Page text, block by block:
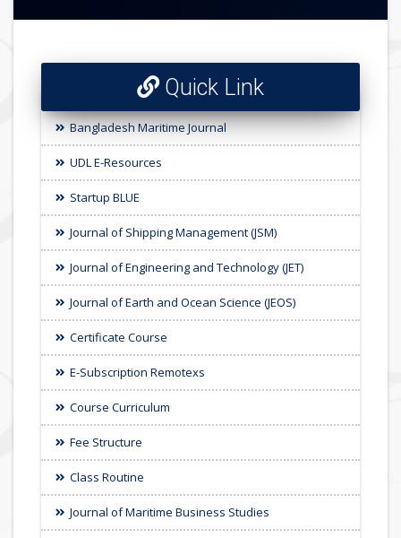
Quick Link
Bangladesh Maritime Journal
UDL E-Resources
Startup BLUE
Journal of Shipping Management (JSM)
Journal of Engineering and Technology (JET)
Journal of Earth and Ocean Science (JEOS)
Certificate Course
E-Subscription Remotexs
Course Curriculum
Fee Structure
Class Routine
Journal of Maritime Business Studies